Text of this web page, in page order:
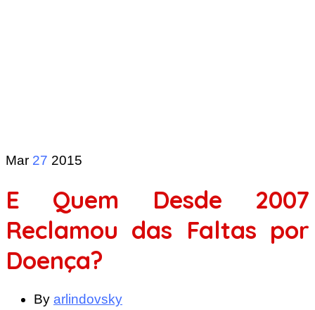
Mar 27 2015
E Quem Desde 2007
Reclamou das Faltas por
Doença?
By arlindovsky